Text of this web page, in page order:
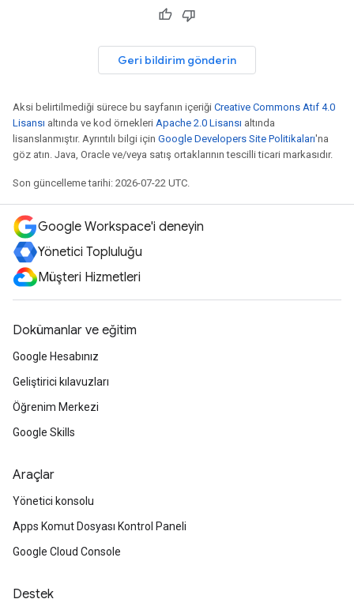
Geri bildirim gönderin
Aksi belirtilmediği sürece bu sayfanın içeriği Creative Commons Atıf 4.0
Lisansı altında ve kod örnekleri Apache 2.0 Lisansı altında
lisanslanmıştır. Ayrıntılı bilgi için Google Developers Site Politikaları'na
göz atın. Java, Oracle ve/veya satış ortaklarının tescilli ticari markasıdır.
Son güncelleme tarihi: 2026-07-22 UTC.
Google Workspace'i deneyin
Yönetici Topluluğu
Müşteri Hizmetleri
Dokümanlar ve eğitim
Google Hesabınız
Geliştirici kılavuzları
Öğrenim Merkezi
Google Skills
Araçlar
Yönetici konsolu
Apps Komut Dosyası Kontrol Paneli
Google Cloud Console
Destek